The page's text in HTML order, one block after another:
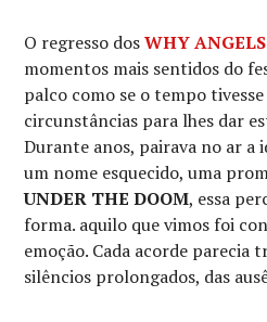
O regresso dosWHY
momentos mais sentidos do
palco como se o tempo
circunstâncias para lhes dar
Durante anos, pairava no ar a
um nome esquecido, uma
UNDER THE DOOM, essa
forma. aquilo que vimos foi
emoção. Cada acorde parecia
silêncios prolongados, das